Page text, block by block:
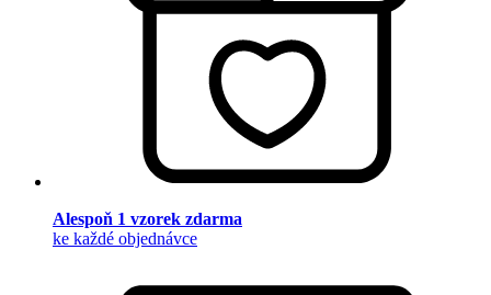
Alespoň 1 vzorek zdarma
ke každé objednávce